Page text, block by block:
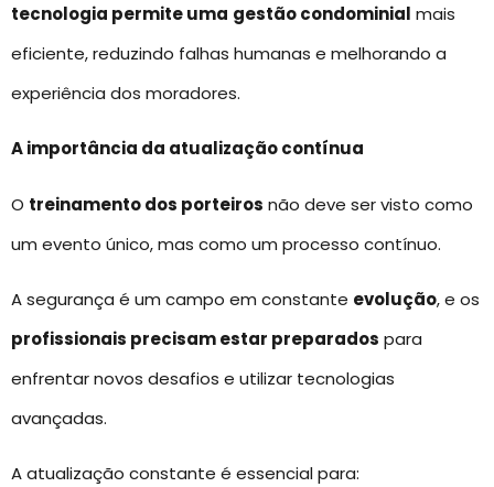
tecnologia permite uma gestão condominial mais
eficiente, reduzindo falhas humanas e melhorando a
experiência dos moradores.
A importância da atualização contínua
O treinamento dos porteiros não deve ser visto como
um evento único, mas como um processo contínuo.
A segurança é um campo em constante evolução, e os
profissionais precisam estar preparados para
enfrentar novos desafios e utilizar tecnologias
avançadas.
A atualização constante é essencial para: